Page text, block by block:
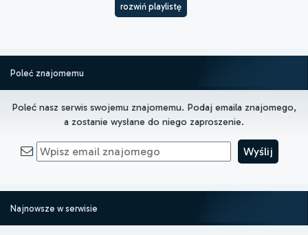
rozwiń playlistę
Poleć znajomemu
Poleć nasz serwis swojemu znajomemu. Podaj emaila znajomego,
a zostanie wysłane do niego zaproszenie.
Najnowsze w serwisie